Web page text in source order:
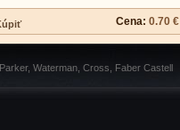
Cena: 0.70 €
Waterman, Cross, Faber Castell